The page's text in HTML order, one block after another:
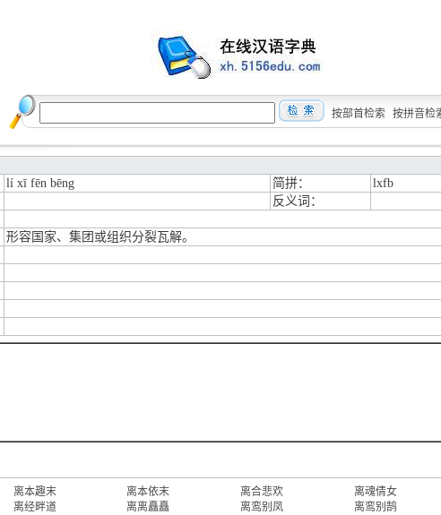
按部首检索 按拼音检
lí xī fēn bēng 简拼：
lxfb
反义词：
形容国家、集团或组织分裂瓦解。
离本趣末 离本依末 离合悲欢
离魂倩女
离经畔道 离离矗矗 离鸾别凤
离鸾别鹄